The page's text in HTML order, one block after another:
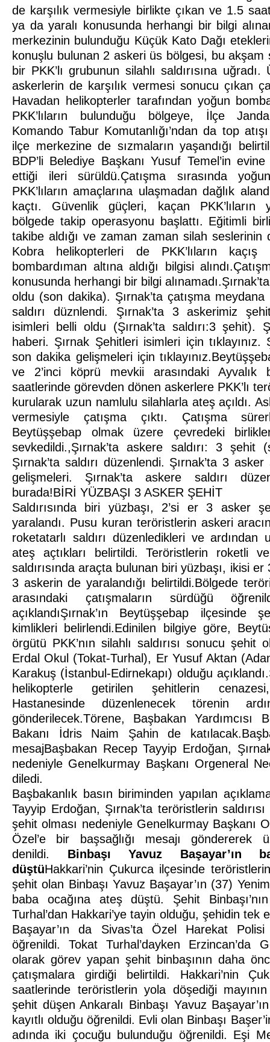
de karşılık vermesiyle birlikte çıkan ve 1.5
ya da yaralı konusunda herhangi bir bilgi
merkezinin bulunduğu Küçük Kato Dağı
konuşlu bulunan 2 askeri üs bölgesi, bu akşam
bir PKK’lı grubunun silahlı saldırısına
askerlerin de karşılık vermesi sonucu çıkan
Havadan helikopterler tarafından yoğun
PKK’lıların bulunduğu bölgeye, İlçe
Komando Tabur Komutanlığı’ndan da top
ilçe merkezine de sızmaların yaşandığı
BDP’li Belediye Başkanı Yusuf Temel’in
ettiği ileri sürüldü.Çatışma sırasında
PKK’lıların amaçlarına ulaşmadan dağlık
kaçtı. Güvenlik güçleri, kaçan PKK’lıların
bölgede takip operasyonu başlattı. Eğitimli
takibe aldığı ve zaman zaman silah seslerinin
Kobra helikopterleri de PKK’lıların kaçış
bombardıman altına aldığı bilgisi
konusunda herhangi bir bilgi
oldu (son dakika). Şırnak’ta çatışma meydana
saldırı düznlendi. Şırnak’ta 3 askerimiz
isimleri belli oldu (Şırnak’ta saldırı:3 şehit).
haberi. Şırnak Şehitleri isimleri için tıklayınız.
son dakika gelişmeleri için
ve 2’inci köprü mevkii arasındaki Ayvalık
saatlerinde görevden dönen askerlere PKK’lı
kurularak uzun namlulu silahlarla ateş açıldı.
vermesiyle çatışma çıktı. Çatışma
Beytüşşebap olmak üzere çevredeki
sevkedildi.,Şırnak’ta askere saldırı: 3 şehit
Şırnak’ta saldırı düzenlendi. Şırnak’ta 3
gelişmeleri. Şırnak’ta askere saldırı
burada!BİRİ YÜZBAŞI 3 ASKER ŞEHİT
Saldırısında biri yüzbaşı, 2’si er 3 asker
yaralandı. Pusu kuran teröristlerin askeri
roketatarlı saldırı düzenledikleri ve ardından
ateş açtıkları belirtildi. Teröristlerin roketli
saldırısında araçta bulunan biri yüzbaşı, ikisi
3 askerin de yaralandığı belirtildi.Bölgede
arasındaki çatışmaların sürdüğü
açıklandıŞırnak’ın Beytüşşebap
kimlikleri belirlendi.Edinilen bilgiye göre,
örgütü PKK’nın silahlı saldırısı sonucu şehit
Erdal Okul (Tokat-Turhal), Er Yusuf Aktan
Karakuş (İstanbul-Edirnekapı) olduğu
helikopterle getirilen şehitlerin
Hastanesinde düzenlenecek törenin
gönderilecek.Törene, Başbakan
Bakanı İdris Naim Şahin de
mesajBaşbakan Recep Tayyip Erdoğan,
nedeniyle Genelkurmay Başkanı Orgeneral
diledi.
Başbakanlık basın biriminden yapılan
Tayyip Erdoğan, Şırnak’ta teröristlerin
şehit olması nedeniyle Genelkurmay Başkanı
Özel’e bir başsağlığı mesajı göndererek
denildi. Binbaşı Yavuz Başayar’ın
düştüHakkari’nin Çukurca ilçesinde
şehit olan Binbaşı Yavuz Başayar’ın (37)
baba ocağına ateş düştü. Şehit
Turhal’dan Hakkari’ye tayin olduğu, şehidin tek
Başayar’ın da Sivas’ta Özel Harekat
öğrenildi. Tokat Turhal’dayken Erzincan’da
olarak görev yapan şehit binbaşının daha
çatışmalara girdiği belirtildi. Hakkari’nin
saatlerinde teröristlerin yola döşediği
şehit düşen Ankaralı Binbaşı Yavuz
kayıtlı olduğu öğrenildi. Evli olan Binbaşı
adında iki çocuğu bulunduğu öğrenildi. Eşi